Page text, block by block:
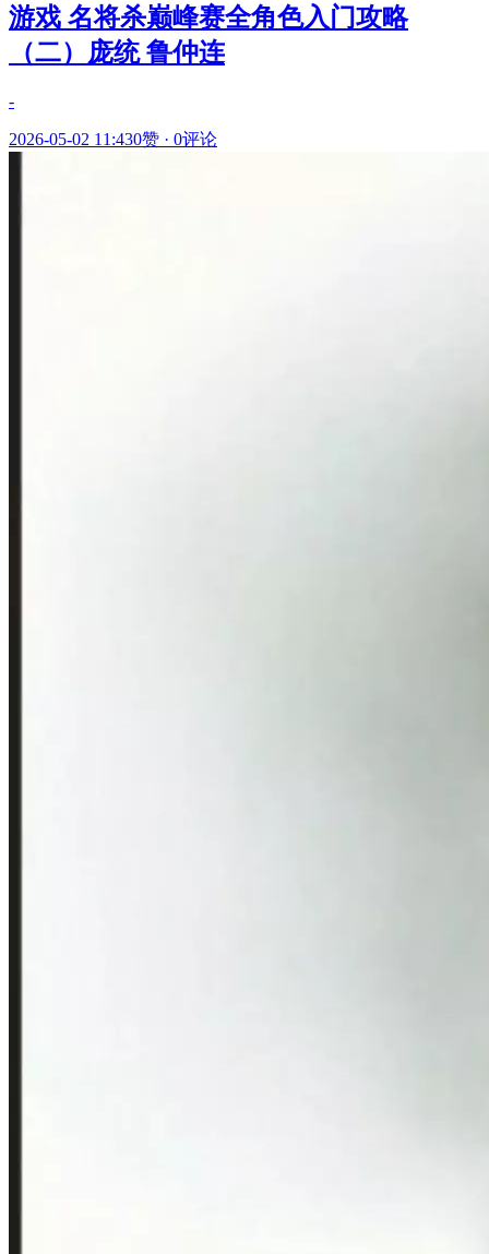
游戏 名将杀巅峰赛全角色入门攻略
（二）庞统 鲁仲连
-
2026-05-02 11:430赞 · 0评论